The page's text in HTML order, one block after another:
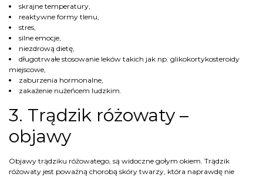
skrajne temperatury,
reaktywne formy tlenu,
stres,
silne emocje,
niezdrową dietę,
długotrwałe stosowanie leków takich jak np. glikokortykosteroidy
miejscowe,
zaburzenia hormonalne,
zakażenie nużeńcem ludzkim.
3. Trądzik różowaty –
objawy
Objawy trądziku różowatego, są widoczne gołym okiem. Trądzik
różowaty jest poważną chorobą skóry twarzy, która naprawdę nie